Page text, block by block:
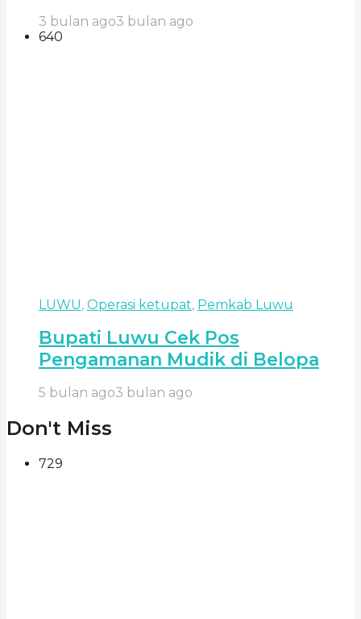
3 bulan ago3 bulan ago
640
LUWU, Operasi ketupat, Pemkab Luwu
Bupati Luwu Cek Pos
Pengamanan Mudik di Belopa
5 bulan ago3 bulan ago
Don't Miss
729